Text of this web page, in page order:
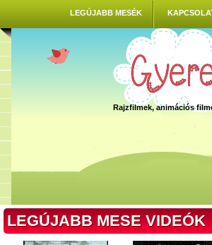
LEGÚJABB MESÉK
Rajzfilmek, animációs
LEGÚJABB MESE VIDEÓK